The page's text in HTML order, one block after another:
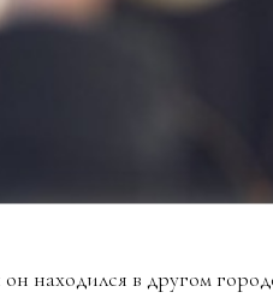
он находился в другом